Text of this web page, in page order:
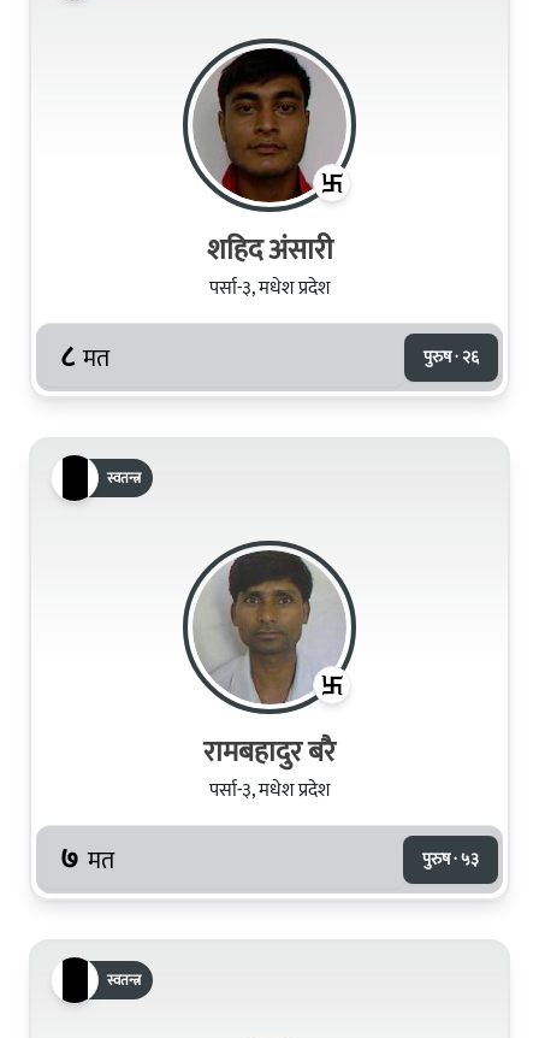
शहिद अंसारी
पर्सा-३, मधेश प्रदेश
८ मत पुरुष · २६
स्वतन्त्र
रामबहादुर बरै
पर्सा-३, मधेश प्रदेश
७ मत पुरुष · ५३
स्वतन्त्र